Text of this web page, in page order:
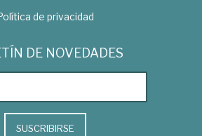
de privacidad
DE NOVEDADES
SUSCRIBIRSE